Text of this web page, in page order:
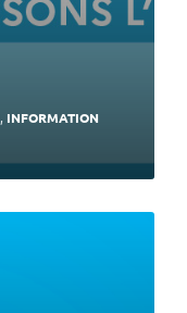
, INFORMATION